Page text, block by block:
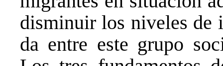
disminuir los niveles de
da entre este grupo